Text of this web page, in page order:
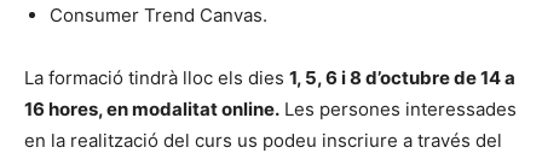
Consumer Trend Canvas.
La formació tindrà lloc els dies 1, 5, 6 i 8 d’octubre de 14 a
16 hores, en modalitatonline. Les persones interessades
en la realització del curs us podeu inscriure a través del